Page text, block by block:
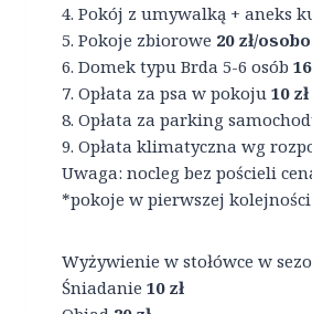
4. Pokój z umywalką + aneks
5. Pokoje zbiorowe 20 zł/
6. Domek typu Brda 5-6 osób
7. Opłata za psa w pokoju 10
8. Opłata za parking
9. Opłata klimatyczna wg
Uwaga: nocleg bez pościeli
*pokoje w pierwszej
Wyżywienie w stołówce w
Śniadanie 10 zł